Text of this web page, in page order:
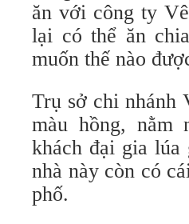
ăn với công ty
lại có thể ăn
muốn thế nào
Trụ sở chi nhánh
màu hồng, nằm
khách đại gia
nhà này còn có
phố.